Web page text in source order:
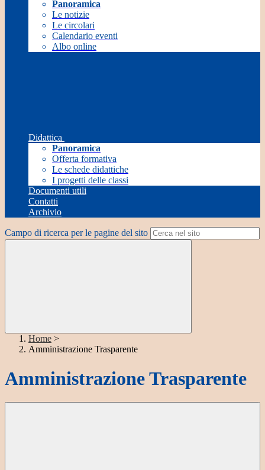
Panoramica
Le notizie
Le circolari
Calendario eventi
Albo online
Didattica
Panoramica
Offerta formativa
Le schede didattiche
I progetti delle classi
Documenti utili
Contatti
Archivio
Campo di ricerca per le pagine del sito
Home >
Amministrazione Trasparente
Amministrazione Trasparente